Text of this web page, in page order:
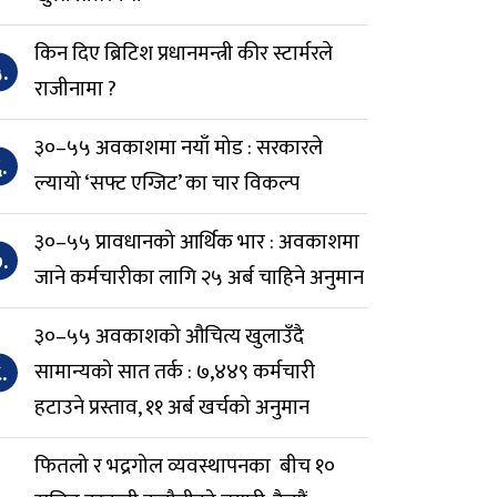
किन दिए ब्रिटिश प्रधानमन्त्री कीर स्टार्मरले
राजीनामा ?
३०–५५ अवकाशमा नयाँ मोड : सरकारले
ल्यायो ‘सफ्ट एग्जिट’ का चार विकल्प
३०–५५ प्रावधानको आर्थिक भार : अवकाशमा
जाने कर्मचारीका लागि २५ अर्ब चाहिने अनुमान
३०–५५ अवकाशको औचित्य खुलाउँदै
सामान्यको सात तर्क : ७,४४९ कर्मचारी
हटाउने प्रस्ताव, ११ अर्ब खर्चको अनुमान
फितलो र भद्रगोल व्यवस्थापनका बीच १०